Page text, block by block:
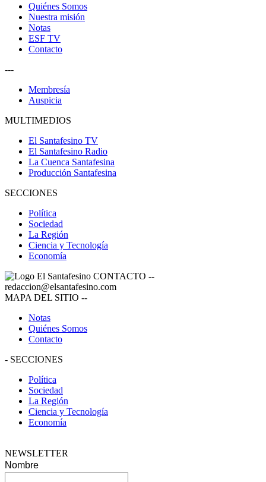
Quiénes Somos
Nuestra misión
Notas
ESF TV
Contacto
---
Membresía
Auspicia
MULTIMEDIOS
El Santafesino TV
El Santafesino Radio
La Cuenca Santafesina
Producción Santafesina
SECCIONES
Política
Sociedad
La Región
Ciencia y Tecnología
Economía
CONTACTO --
redaccion@elsantafesino.com
MAPA DEL SITIO --
Notas
Quiénes Somos
Contacto
- SECCIONES
Política
Sociedad
La Región
Ciencia y Tecnología
Economía
NEWSLETTER
Nombre